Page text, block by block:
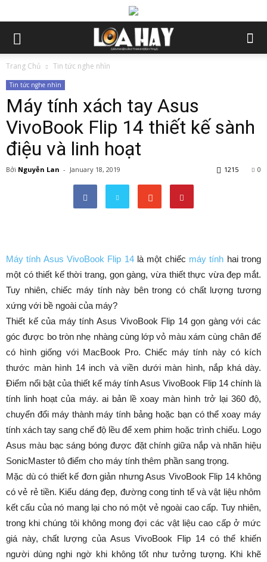
Trang Chủ Tin tức nghe nhìn
Tin tức nghe nhìn
Máy tính xách tay Asus
VivoBook Flip 14 thiết kế sành
điệu và linh hoạt
Bởi Nguyễn Lan - January 18, 2019 0
1215
Máy tính Asus VivoBook Flip 14là một chiếc máy tính hai trong
một có thiết kế thời trang, gọn gàng, vừa thiết thực vừa đẹp mắt.
Tuy nhiên, chiếc máy tính này bên trong có chất lượng tương
xứng với bề ngoài của máy?
Thiết kế của máy tính Asus VivoBook Flip 14 gọn gàng với các
góc được bo tròn nhẹ nhàng cùng lớp vỏ màu xám cùng chân đế
có hình giống với MacBook Pro. Chiếc máy tính này có kích
thước màn hình 14 inch và viền dưới màn hình, nắp khá dày.
Điểm nổi bật của thiết kế máy tính Asus VivoBook Flip 14 chính là
tính linh hoạt của máy. ai bản lề xoay màn hình trở lại 360 độ,
chuyển đổi máy thành máy tính bảng hoặc bạn có thể xoay máy
tính xách tay sang chế độ lều để xem phim hoặc trình chiếu. Logo
Asus màu bạc sáng bóng được đặt chính giữa nắp và nhãn hiệu
SonicMaster tô điểm cho máy tính thêm phần sang trọng.
Mặc dù có thiết kế đơn giản nhưng Asus VivoBook Flip 14 không
có vẻ rẻ tiền. Kiểu dáng đẹp, đường cong tinh tế và vật liệu nhôm
kết cấu của nó mang lại cho nó một vẻ ngoài cao cấp. Tuy nhiên,
trong khi chúng tôi không mong đợi các vật liệu cao cấp ở mức
giá này, chất lượng của Asus VivoBook Flip 14 có thể khiến
người dùng nghi ngờ khi không tốt như tưởng tượng. Khi khẽ